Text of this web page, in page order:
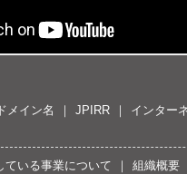
ドメイン名 JPIRR インター
ている事業について 組織概要